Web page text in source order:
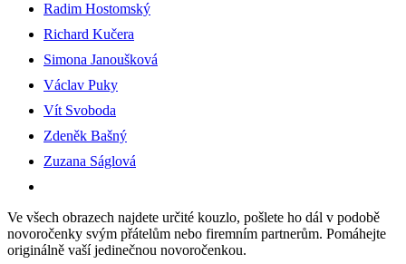
Radim Hostomský
Richard Kučera
Simona Janoušková
Václav Puky
Vít Svoboda
Zdeněk Bašný
Zuzana Ságlová
Ve všech obrazech najdete určité kouzlo, pošlete ho dál v podobě
novoročenky svým přátelům nebo firemním partnerům. Pomáhejte
originálně vaší jedinečnou novoročenkou.